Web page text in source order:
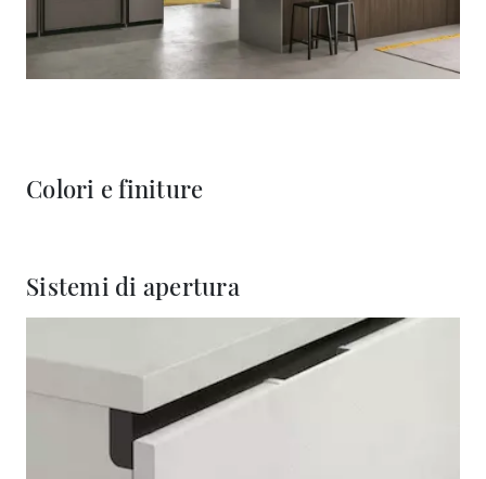
Colori e finiture
Sistemi di apertura